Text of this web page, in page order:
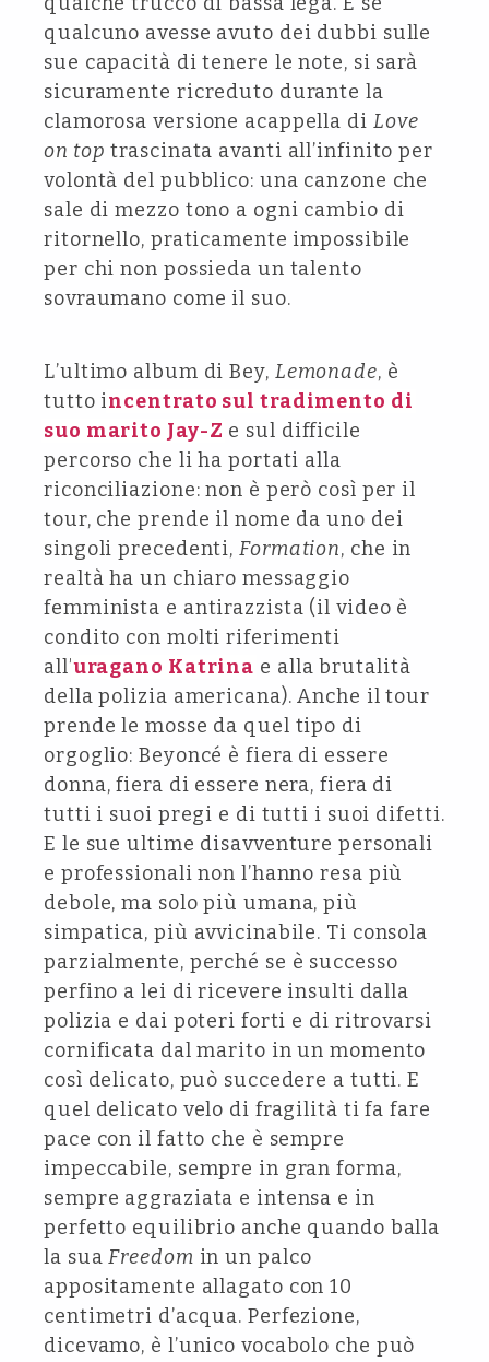
qualcuno avesse avuto dei dubbi sulle
sue capacità di tenere le note, si sarà
sicuramente ricreduto durante la
clamorosa versione acappella di Love
on top trascinata avanti all’infinito per
volontà del pubblico: una canzone che
sale di mezzo tono a ogni cambio di
ritornello, praticamente impossibile
per chi non possieda un talento
sovraumano come il suo.
L’ultimo album di Bey, Lemonade, è
tutto incentrato sul tradimento di
suo marito Jay-Z e sul difficile
percorso che li ha portati alla
riconciliazione: non è però così per il
tour, che prende il nome da uno dei
singoli precedenti, Formation, che in
realtà ha un chiaro messaggio
femminista e antirazzista (il video è
condito con molti riferimenti
all’uragano Katrina e alla brutalità
della polizia americana). Anche il tour
prende le mosse da quel tipo di
orgoglio: Beyoncé è fiera di essere
donna, fiera di essere nera, fiera di
tutti i suoi pregi e di tutti i suoi difetti.
E le sue ultime disavventure personali
e professionali non l’hanno resa più
debole, ma solo più umana, più
simpatica, più avvicinabile. Ti consola
parzialmente, perché se è successo
perfino a lei di ricevere insulti dalla
polizia e dai poteri forti e di ritrovarsi
cornificata dal marito in un momento
così delicato, può succedere a tutti. E
quel delicato velo di fragilità ti fa fare
pace con il fatto che è sempre
impeccabile, sempre in gran forma,
sempre aggraziata e intensa e in
perfetto equilibrio anche quando balla
la suaFreedom in un palco
appositamente allagato con 10
centimetri d’acqua. Perfezione,
dicevamo, è l’unico vocabolo che può